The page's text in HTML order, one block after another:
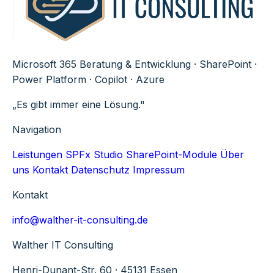
Microsoft 365 Beratung & Entwicklung · SharePoint ·
Power Platform · Copilot · Azure
„Es gibt immer eine Lösung."
Navigation
Leistungen SPFx Studio SharePoint-Module Über
uns Kontakt Datenschutz Impressum
Kontakt
info@walther-it-consulting.de
Walther IT Consulting
Henri-Dunant-Str. 60 · 45131 Essen